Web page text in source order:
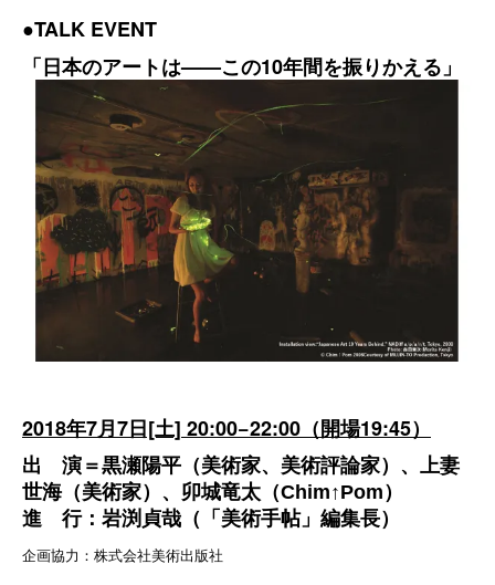
●TALK EVENT
「日本のアートは——この10年間を振りかえる」
2018年7月7日[土] 20:00−22:00（開場19:45）
出 演＝黒瀬陽平（美術家、美術評論家）、上妻
世海（美術家）、卯城竜太（Chim↑Pom）
進 行：岩渕貞哉（「美術手帖」編集長）
企画協力：株式会社美術出版社